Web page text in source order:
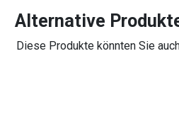
Alternative
Diese Produkte könnten Sie